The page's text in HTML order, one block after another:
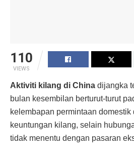
110
VIEWS
Aktiviti kilang di China dijangka
bulan kesembilan berturut-turut
kelembapan permintaan domestik
keuntungan kilang, selain
tidak menentu dengan pasaran